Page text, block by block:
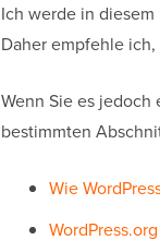
Ich werde in
Daher empfehle
Wenn Sie es
bestimmten
Wie